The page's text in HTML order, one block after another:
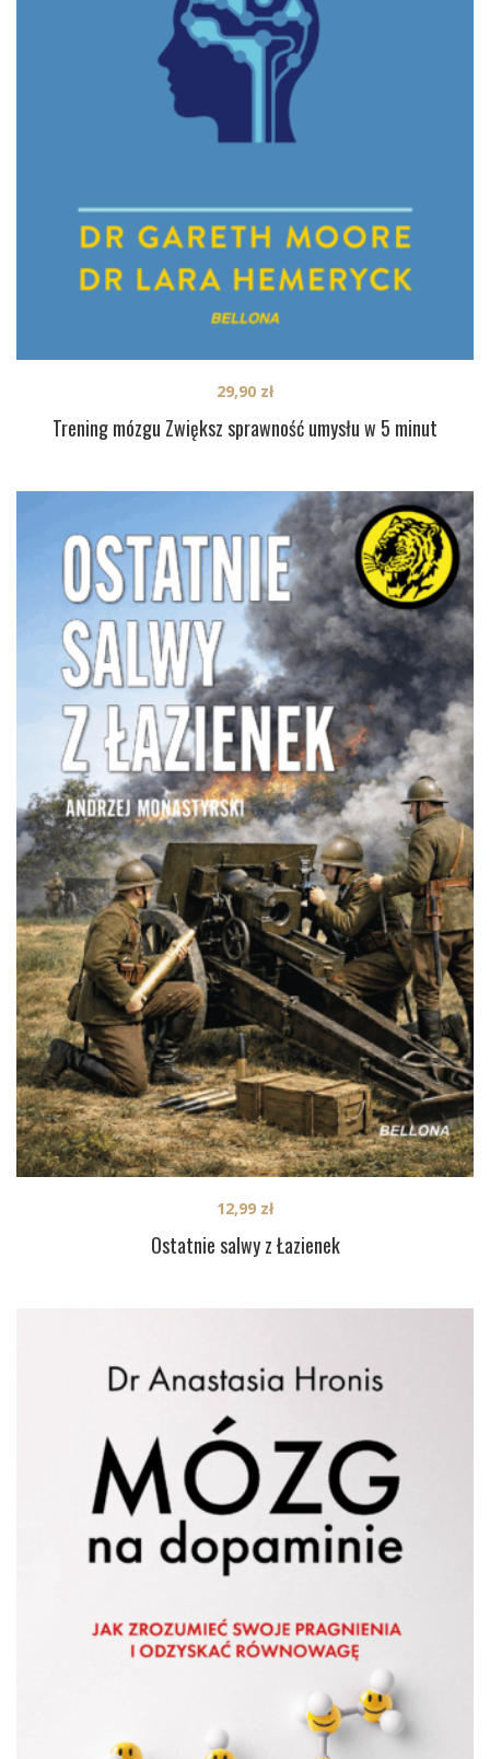
Trening mózgu Zwiększ sprawność umysłu w 5 minut
29,90 zł
Ostatnie salwy z Łazienek
12,99 zł